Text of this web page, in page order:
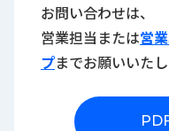
お問い合わせは、
営業担当または営
プまでお願いいたし